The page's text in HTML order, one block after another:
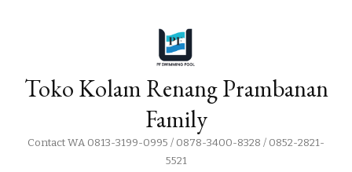
Toko Kolam Renang Prambanan
Family
Contact WA 0813-3199-0995 / 0878-3400-8328 / 0852-2821-
5521